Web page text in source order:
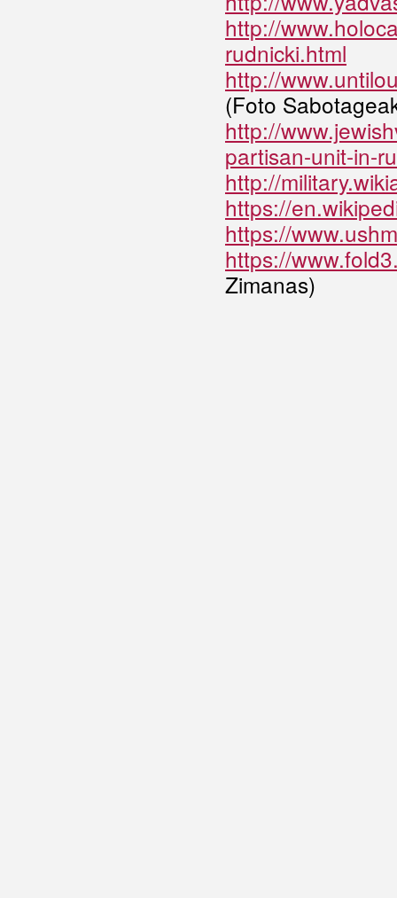
http://
rudnicki.html
http://
(Foto
http://
partisan-unit-in-
http://
https://
https://
https://
Zimanas)